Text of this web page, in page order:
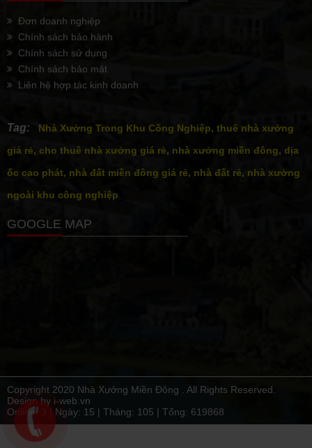
Đơn doanh nghiệp
Chính sách bảo hành
Chính sách sử dụng
Chính sách bảo mật
Liên hệ hợp tác kinh doanh
Tag:
Nhà Xưởng Trong Khu Công Nghiệp, thuê nhà xưởng
giá rẻ, cho thuê nhà xưởng giá rẻ, nhà xưởng miền đông, dịa
ốc cao phát, nhà đất miền đông giá rẻ, nhà đất rẻ, nhà xưởng
ngoài khu công nghiệp
GOOGLE MAP
Copyright 2020 Nhà Xưởng Miền Đông . All Rights Reserved.
Design by i-web.vn
Online: 3 | Ngày: 15 | Tháng: 105 | Tổng: 619868